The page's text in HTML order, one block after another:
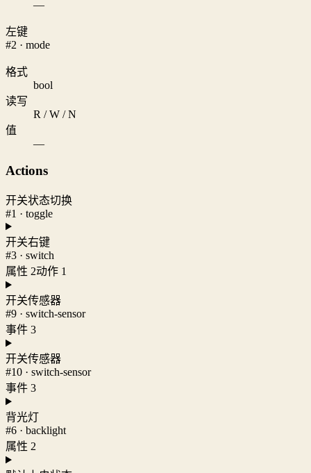
—
左键
#2 · mode
格式
bool
读写
R / W / N
值
—
Actions
开关状态切换
#1 · toggle
开关右键
#3 · switch
属性 2动作 1
开关传感器
#9 · switch-sensor
事件 3
开关传感器
#10 · switch-sensor
事件 3
背光灯
#6 · backlight
属性 2